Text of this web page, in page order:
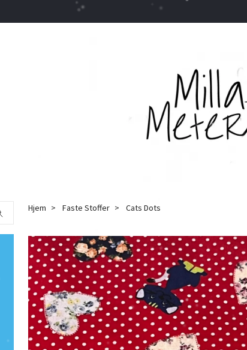
Hjem Faste Stoffer Cats Dots